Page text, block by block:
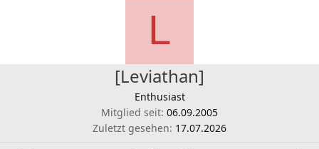
L
[Leviathan]
Enthusiast
Mitglied seit 06.09.2005
Zuletzt gesehen 17.07.2026